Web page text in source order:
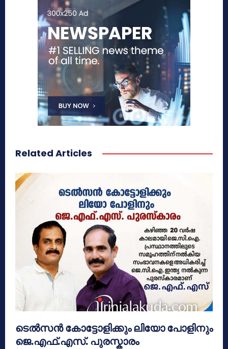
Related Articles
ടെൽസൻ കോട്ടോളിക്കും ലിയോ പോളിനും
ജെ.എഫ്.എസ്. പുരസ്കാരം